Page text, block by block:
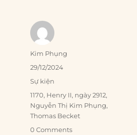
Author
Kim Phụng
Posted
29/12/2024
Categories
Sự kiện
Tags
1170, Henry II, ngày 2912,
Nguyễn Thị Kim Phụng,
Thomas Becket
0 Comments